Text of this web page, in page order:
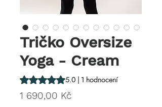
Tričko Oversize
Yoga - Cream
Hodnocení je 5.0 z pěti hvězdiček na
5.0 | 1 hodnocení
1 690,00 KčCena